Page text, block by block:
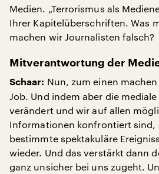
Medien. „Terrorismus als
Ihrer Kapitelüberschriften. Was
machen wir Journalisten falsch?
Mitverantwortung der
Schaar: Nun, zum einen
Job. Und indem aber die
verändert und wir auf allen
Informationen konfrontiert sind,
bestimmte spektakuläre
wieder. Und das verstärkt dann
ganz unsicher bei uns zugeht.